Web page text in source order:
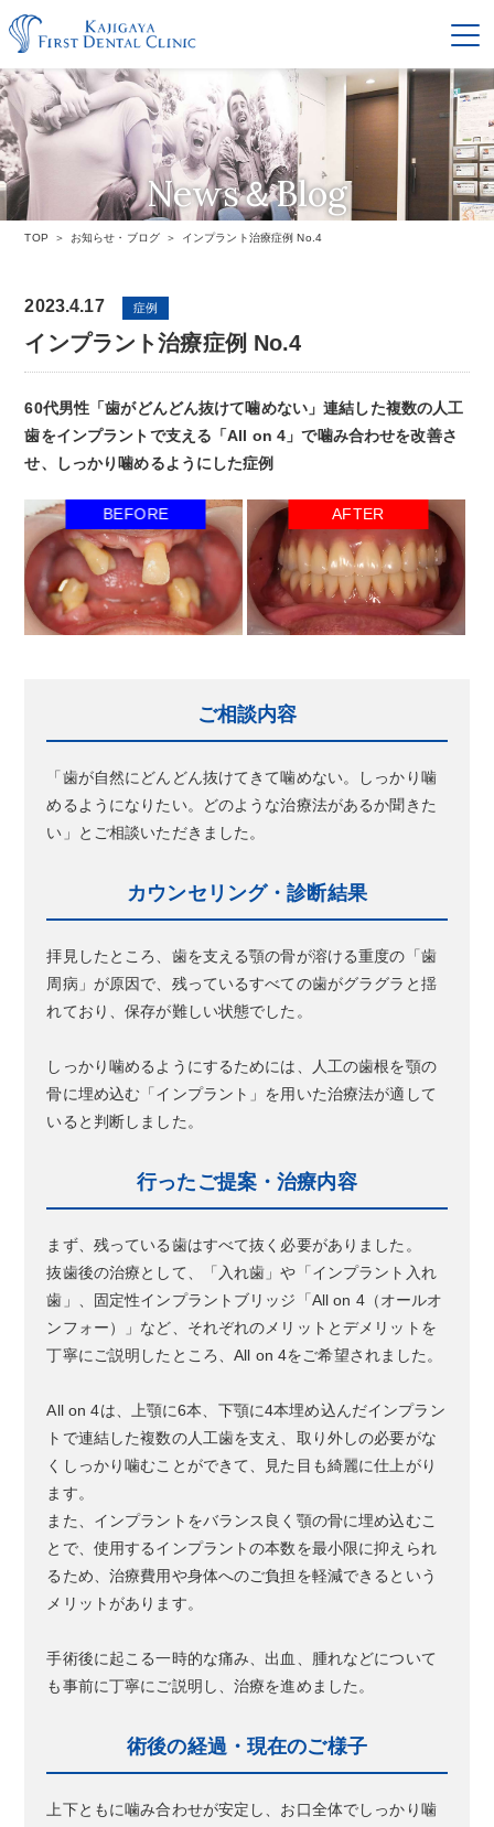
News＆Blog
お知らせ・ブログ
TOP お知らせ・ブログ インプラント治療症例 No.4
2023.4.17 症例
インプラント治療症例 No.4
60代男性「歯がどんどん抜けて噛めない」連結した複数の人工
歯をインプラントで支える「All on 4」で噛み合わせを改善さ
せ、しっかり噛めるようにした症例
ご相談内容
「歯が自然にどんどん抜けてきて噛めない。しっかり噛
めるようになりたい。どのような治療法があるか聞きた
い」とご相談いただきました。
カウンセリング・診断結果
拝見したところ、歯を支える顎の骨が溶ける重度の「歯
周病」が原因で、残っているすべての歯がグラグラと揺
れており、保存が難しい状態でした。
しっかり噛めるようにするためには、人工の歯根を顎の
骨に埋め込む「インプラント」を用いた治療法が適して
いると判断しました。
行ったご提案・治療内容
まず、残っている歯はすべて抜く必要がありました。
抜歯後の治療として、「入れ歯」や「インプラント入れ
歯」、固定性インプラントブリッジ「All on 4（オールオ
ンフォー）」など、それぞれのメリットとデメリットを
丁寧にご説明したところ、All on 4をご希望されました。
All on 4は、上顎に6本、下顎に4本埋め込んだインプラン
トで連結した複数の人工歯を支え、取り外しの必要がな
くしっかり噛むことができて、見た目も綺麗に仕上がり
ます。
また、インプラントをバランス良く顎の骨に埋め込むこ
とで、使用するインプラントの本数を最小限に抑えられ
るため、治療費用や身体へのご負担を軽減できるという
メリットがあります。
手術後に起こる一時的な痛み、出血、腫れなどについて
も事前に丁寧にご説明し、治療を進めました。
術後の経過・現在のご様子
上下ともに噛み合わせが安定し、お口全体でしっかり噛